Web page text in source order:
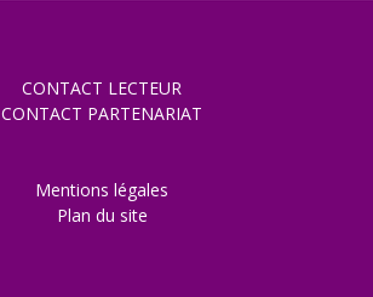
CONTACT LECTEUR
CONTACT PARTENARIAT
Mentions légales
Plan du site